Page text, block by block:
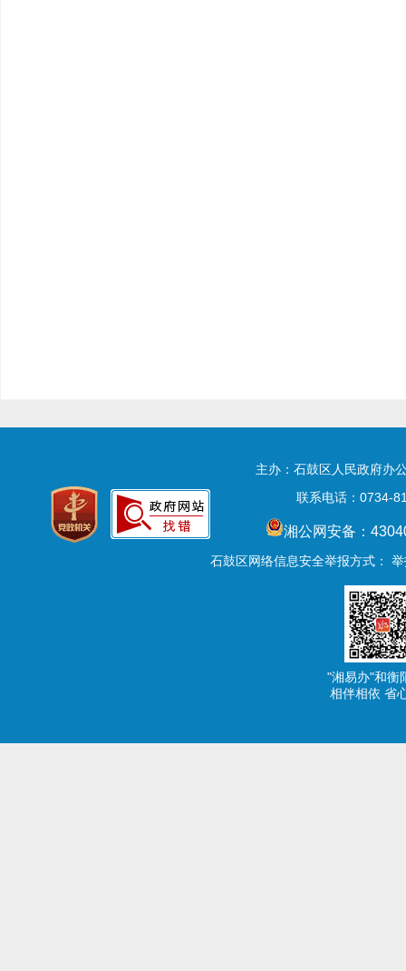
主办：石鼓区人民政府办
联系电话：0734-
湘公网安备：
石鼓区网络信息安全举报方式：
"湘易办"和衡
相伴相依 省